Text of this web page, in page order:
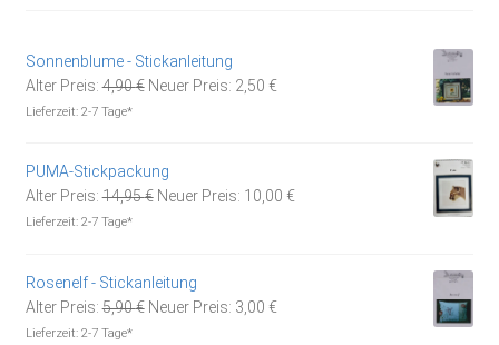
Sonnenblume - Stickanleitung
Alter Preis: 4,90€ Ursprünglicher
Neuer Preis: 2,50 €Aktueller
Lieferzeit: 2-7 Tage*
PUMA-Stickpackung
Alter Preis: 14,95€ Ursprünglicher
Neuer Preis: 10,00 €Aktueller
Lieferzeit: 2-7 Tage*
Rosenelf - Stickanleitung
Alter Preis: 5,90€ Ursprünglicher
Neuer Preis: 3,00 €Aktueller
Lieferzeit: 2-7 Tage*